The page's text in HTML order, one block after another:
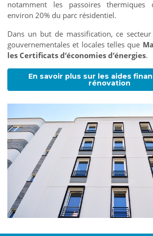
notamment les passoires thermiques
environ 20% du parc résidentiel.
Dans un but de massification, ce secteur
gouvernementales et locales telles que
les Certificats d’économies d’énergies.
En savoir plus sur les aides
rénovation